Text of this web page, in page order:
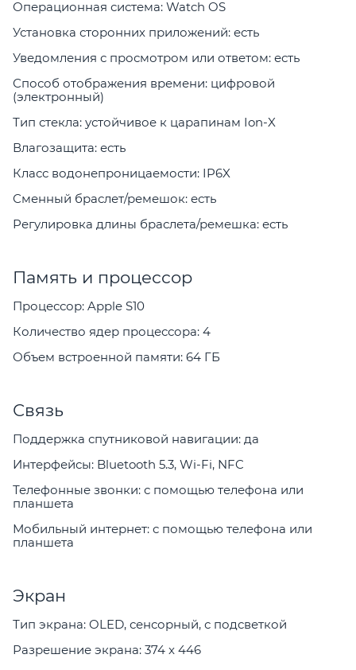
Операционная система: Watch OS
Установка сторонних приложений: есть
Уведомления с просмотром или ответом: есть
Способ отображения времени: цифровой
(электронный)
Тип стекла: устойчивое к царапинам Ion-X
Влагозащита: есть
Класс водонепроницаемости: IP6X
Сменный браслет/ремешок: есть
Регулировка длины браслета/ремешка: есть
Память и процессор
Процессор: Apple S10
Количество ядер процессора: 4
Объем встроенной памяти: 64 ГБ
Связь
Поддержка спутниковой навигации: да
Интерфейсы: Bluetooth 5.3, Wi-Fi, NFC
Телефонные звонки: с помощью телефона или
планшета
Мобильный интернет: с помощью телефона или
планшета
Экран
Тип экрана: OLED, сенсорный, с подсветкой
Разрешение экрана: 374 x 446